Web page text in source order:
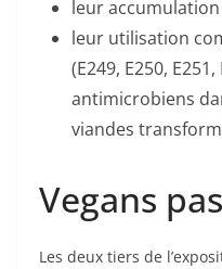
leur
leur utilisation
(E249, E250,
antimicrobiens
viandes
Vegans
Les deux tiers de